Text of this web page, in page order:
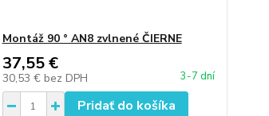
Montáž 90 ° AN8 zvlnené ČIERNE
37,55 €
30,53 € bez DPH 3-7 dní
Pridať do košíka